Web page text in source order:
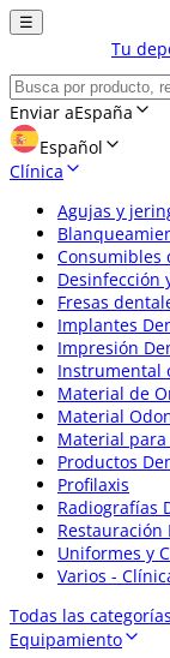
☰
Tu
Enviar aEspaña
Español
Clínica
Agujas y
Consumibles
Desinfección
Fresas
Implantes
Impresión
Instrumental
Material de
Material
Material para
Productos
Profilaxis
Radiografías
Restauración
Uniformes y
Varios -
Todas las categorías
Equipamiento